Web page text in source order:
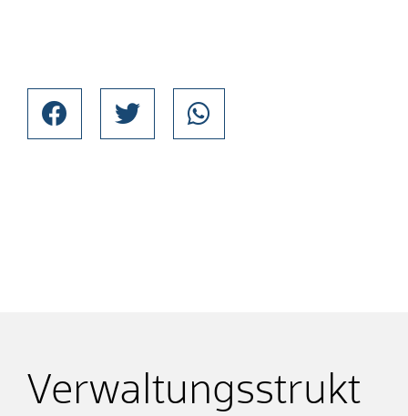
Verwaltungsstrukt